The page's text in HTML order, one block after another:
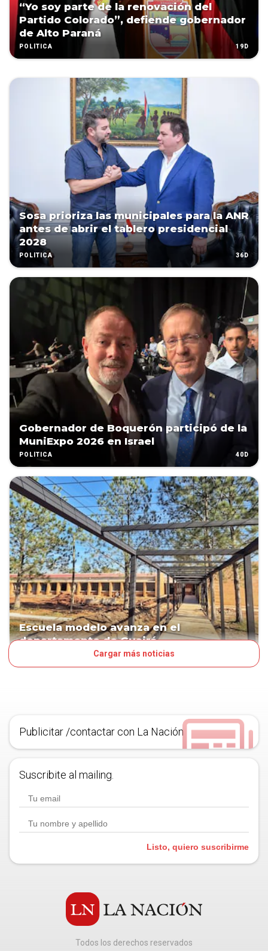
“Yo soy parte de la renovación del
Partido Colorado”, defiende gobernador
de Alto Paraná
POLÍTICA 19D
Sosa prioriza las municipales para la ANR
antes de abrir el tablero presidencial
2028
POLÍTICA 36D
Gobernador de Boquerón participó de la
MuniExpo 2026 en Israel
POLÍTICA 40D
Escuela modelo avanza en el
departamento de Guairá
Cargar más noticias
Publicitar /contactar con La Nación
Suscribite al mailing.
Listo, quiero suscribirme
Todos los derechos reservados